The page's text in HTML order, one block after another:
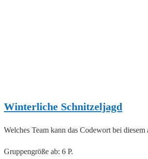
Winterliche Schnitzeljagd
Welches Team kann das Codewort bei
Gruppengröße ab: 6 P.